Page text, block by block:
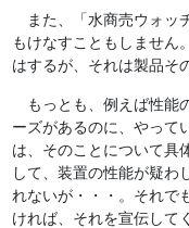
また、「水商売ウォッ
もけなすこともしません
はするが、それは製品そ
もっとも、例えば性能
ーズがあるのに、やって
は、そのことについて具
して、装置の性能が疑わ
れないが・・・。それで
ければ、それを宣伝して